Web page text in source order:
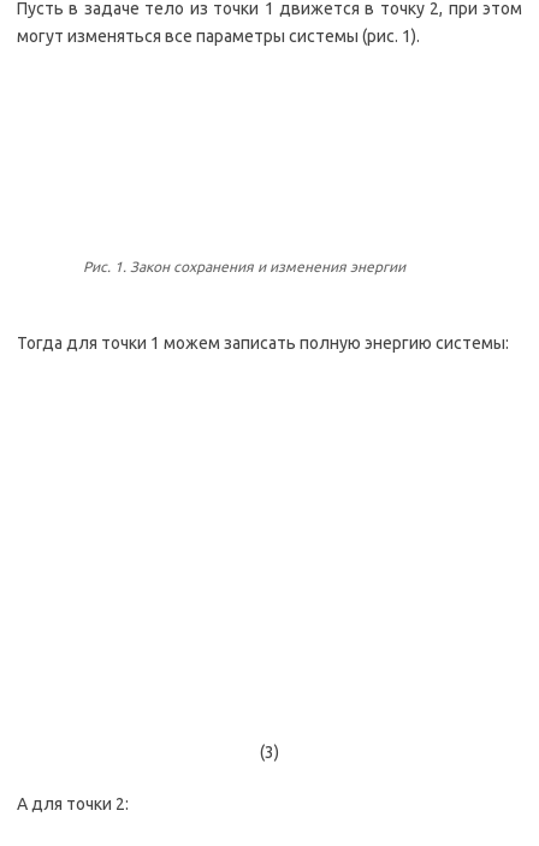
Пусть в задаче тело из точки 1 движется в точку 2, при этом
могут изменяться все параметры системы (рис. 1).
Рис. 1. Закон сохранения и изменения энергии
Тогда для точки 1 можем записать полную энергию системы:
(3)
А для точки 2: